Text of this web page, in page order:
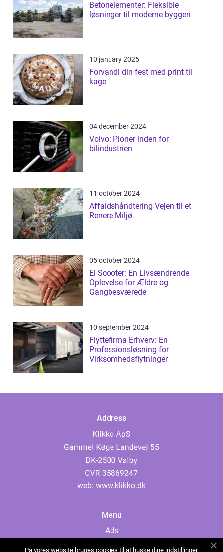
Betonelementer: Fleksible
løsninger til moderne byggeri
10 january 2025
Forvandl din fest med print til
kage
04 december 2024
Volvo: Pioner inden for
bilindustrien
11 october 2024
Affaldshåndtering Vejen til et
Renere Miljø
05 october 2024
El Scooter: En Livsændrende
Oplevelse for Ældre og
Gangbesværede
10 september 2024
Flyttefirma Erhverv: En
Professionsløsning for
Virksomhedsflytninger
Address
web: www.klikko.dk
Menu
Ads
På vores website bruges cookies til at huske dine indstillinger,